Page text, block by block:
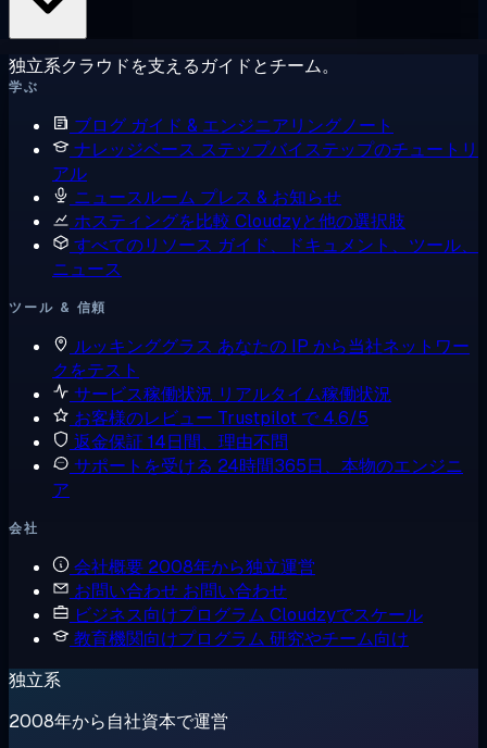
独立系クラウドを支えるガイドとチーム。
学ぶ
ブログ ガイド & エンジニアリングノート
ナレッジベース ステップバイステップのチュートリ
アル
ニュースルーム プレス & お知らせ
ホスティングを比較 Cloudzyと他の選択肢
すべてのリソース ガイド、ドキュメント、ツール、
ニュース
ツール & 信頼
ルッキンググラス あなたの IP から当社ネットワー
クをテスト
サービス稼働状況 リアルタイム稼働状況
お客様のレビュー Trustpilot で 4.6/5
返金保証 14日間、理由不問
サポートを受ける 24時間365日、本物のエンジニ
ア
会社
会社概要 2008年から独立運営
お問い合わせ お問い合わせ
ビジネス向けプログラム Cloudzyでスケール
教育機関向けプログラム 研究やチーム向け
独立系
2008年から自社資本で運営